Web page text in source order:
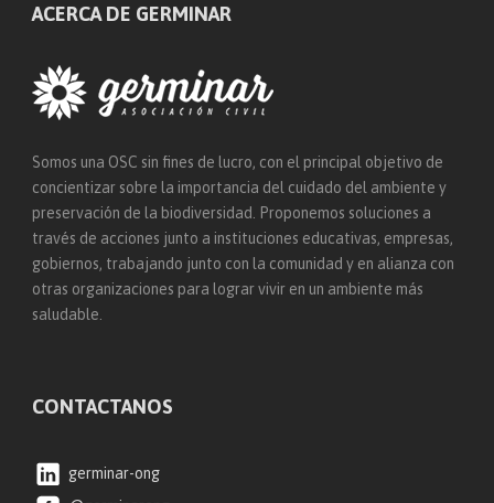
ACERCA DE GERMINAR
Somos una OSC sin fines de lucro, con el principal objetivo de
concientizar sobre la importancia del cuidado del ambiente y
preservación de la biodiversidad. Proponemos soluciones a
través de acciones junto a instituciones educativas, empresas,
gobiernos, trabajando junto con la comunidad y en alianza con
otras organizaciones para lograr vivir en un ambiente más
saludable.
CONTACTANOS
germinar-ong